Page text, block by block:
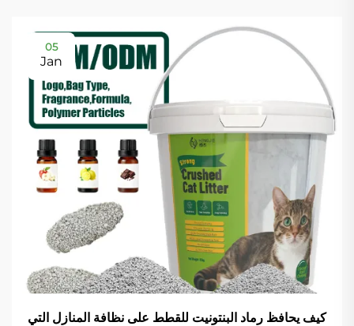
05
Jan
كيف يحافظ رماد البنتونيت للقطط على نظافة المنازل التي